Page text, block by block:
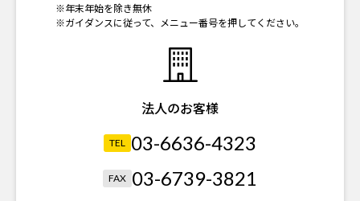
※年末年始を除き無休
※ガイダンスに従って、メニュー番号を押してください。
法人のお客様
TEL 03-6636-4323
FAX 03-6739-3821